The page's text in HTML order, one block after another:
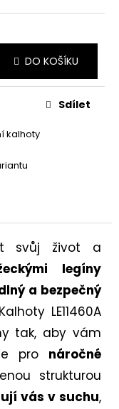
DO KOŠÍKU
kalhoty
Sdílet
svůj život a
legíny
a bezpečný
LE11460A
tak, aby vám
pro náročné
strukturou
vás v suchu,